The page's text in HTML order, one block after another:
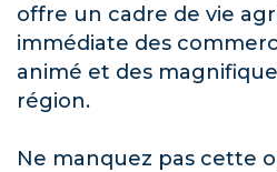
offre un cadre de vie
immédiate des
animé et des
région.
Ne manquez pas cette